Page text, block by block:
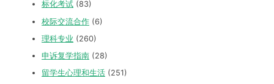
标化考试 (83)
校际交流合作 (6)
理科专业 (260)
申诉复学指南 (28)
留学生心理和生活 (251)